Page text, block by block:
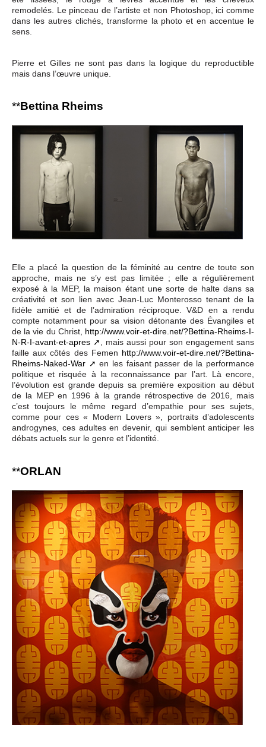
remodelés. Le pinceau de l’artiste et non Photoshop, ici comme
dans les autres clichés, transforme la photo et en accentue le
sens.
Pierre et Gilles ne sont pas dans la logique du reproductible
mais dans l’œuvre unique.
**Bettina Rheims
Elle a placé la question de la féminité au centre de toute son
approche, mais ne s’y est pas limitée ; elle a régulièrement
exposé à la MEP, la maison étant une sorte de halte dans sa
créativité et son lien avec Jean-Luc Monterosso tenant de la
fidèle amitié et de l’admiration réciproque. V&D en a rendu
compte notamment pour sa vision détonante des Évangiles et
de la vie du Christ, http://www.voir-et-dire.net/?Bettina-Rheims-I-
N-R-I-avant-et-apres
, mais aussi pour son engagement sans
faille aux côtés des Femen http://www.voir-et-dire.net/?Bettina-
Rheims-Naked-War
en les faisant passer de la performance
politique et risquée à la reconnaissance par l’art. Là encore,
l’évolution est grande depuis sa première exposition au début
de la MEP en 1996 à la grande rétrospective de 2016, mais
c’est toujours le même regard d’empathie pour ses sujets,
comme pour ces « Modern Lovers », portraits d’adolescents
androgynes, ces adultes en devenir, qui semblent anticiper les
débats actuels sur le genre et l’identité.
**ORLAN